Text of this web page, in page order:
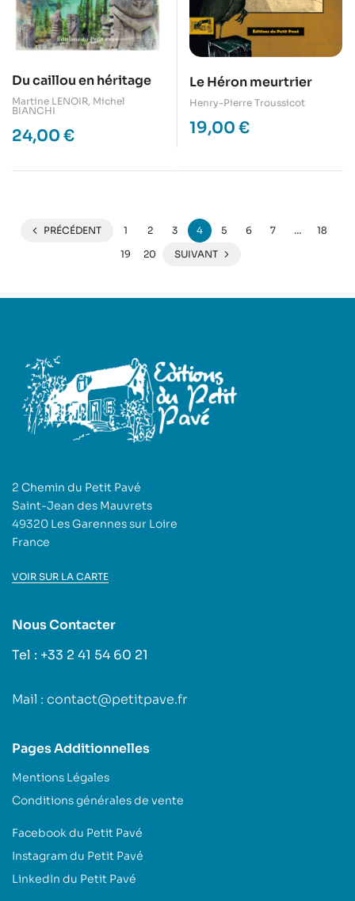
Du caillou en héritage
Martine LENOIR, Michel
BIANCHI
24,00 €
Le Héron meurtrier
Henry-Pierre Troussicot
19,00 €
PRÉCÉDENT 1 2 3 4 5 6 7 …
18
19
20 SUIVANT
2 Chemin du Petit Pavé
Saint-Jean des Mauvrets
49320 Les Garennes sur Loire
France
VOIR SUR LA CARTE
Nous Contacter
Tel : +33 2 41 54 60 21
Mail : contact@petitpave.fr
Pages Additionnelles
Mentions Légales
Conditions générales de vente
Facebook du Petit Pavé
Instagram du Petit Pavé
LinkedIn du Petit Pavé